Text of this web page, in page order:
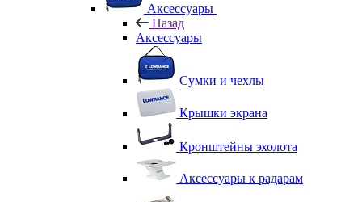
Аксессуары
Назад
Аксессуары
Сумки и чехлы
Крышки экрана
Кронштейны эхолота
Аксессуары к радарам